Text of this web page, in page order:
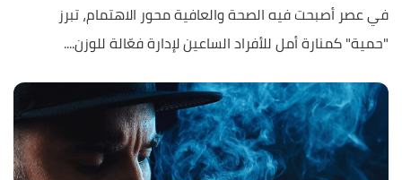
في عصر أصبحت فيه الصحة والعافية محور الاهتمام، تبرز
"حمية" كمنارة أمل للأفراد الساعين لإدارة فعّالة للوزن....